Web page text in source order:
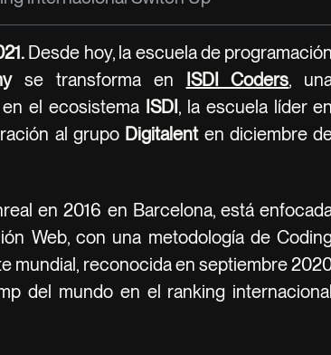
Desde hoy, la escuela de programación
se transforma en ISDI Coders,
el ecosistema ISDI, la escuela líder en
al grupo Digitalenten diciembre
en 2016 en Barcelona, está
Web, con una metodología de Coding
mundial, reconocida en septiembre
del mundo en el ranking internacional